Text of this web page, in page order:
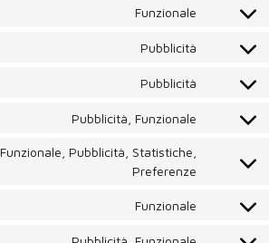
Funzionale
Consent
service
wordpress
Pubblicità
Consent
service
google-
Pubblicità
Consent
service
Pubblicità, Funzionale
Consent
service
Funzionale, Pubblicità, Statistiche,
Preferenze
Consent
service
Funzionale
Consent